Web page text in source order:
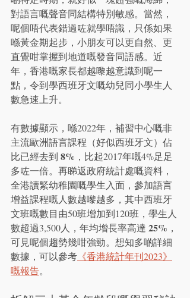
對語言嘅聲音同結構特別敏感。當然，
呢個唔代表錯過咗就學唔識，只係如果
喺黃金期起步，小朋友可以更自然、更
直覺咁掌握到地道嘅發音同語感。近
年，香港嘅家長都越嚟越意識到呢一
點，令到學西班牙文嘅幼兒同小學生人
數急速上升。
有數據顯示，喺2022年，補習中心嘅非
主流歐洲語言課程（好似西班牙文）佔
比已經去到 8% ，比起2017年嘅4%足足
多咗一倍。再睇返政府統計處嘅資料，
全港讀緊幼稚園嘅學生入面，參加語言
增益課程嘅人數越嚟越多，其中西班牙
文班嘅數目由50班增加到120班，學生人
數超過3,500人，年均增長率高達 25% ，
可見呢個趨勢幾咁強勁。想知多啲詳細
數據，可以參考 《香港統計年刊2023》
嘅報告。